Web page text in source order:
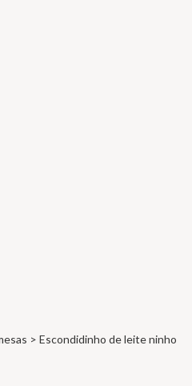
> Escondidinho de leite ninho